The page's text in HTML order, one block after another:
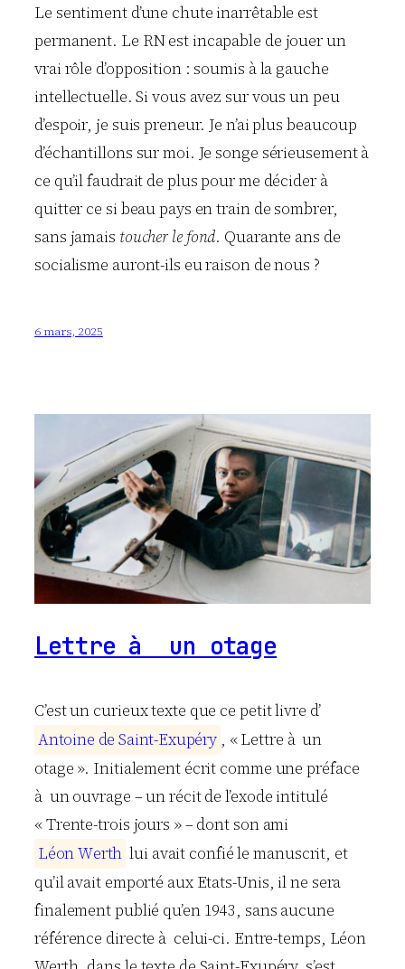
Le sentiment d’une chute inarrêtable est
permanent. Le RN est incapable de jouer un
vrai rôle d’opposition : soumis à la gauche
intellectuelle. Si vous avez sur vous un peu
d’espoir, je suis preneur. Je n’ai plus beaucoup
d’échantillons sur moi. Je songe sérieusement à
ce qu’il faudrait de plus pour me décider à
quitter ce si beau pays en train de sombrer,
sans jamais toucher le fond. Quarante ans de
socialisme auront-ils eu raison de nous ?
6 mars, 2025
Lettre à un otage
C’est un curieux texte que ce petit livre d’
Antoine de Saint-Exupéry , « Lettre à un
otage ». Initialement écrit comme une préface
à un ouvrage – un récit de l’exode intitulé
« Trente-trois jours » – dont son ami
LéonWerth lui avait confié le manuscrit, et
qu’il avait emporté aux Etats-Unis, il ne sera
finalement publié qu’en 1943, sans aucune
référence directe à celui-ci. Entre-temps, Léon